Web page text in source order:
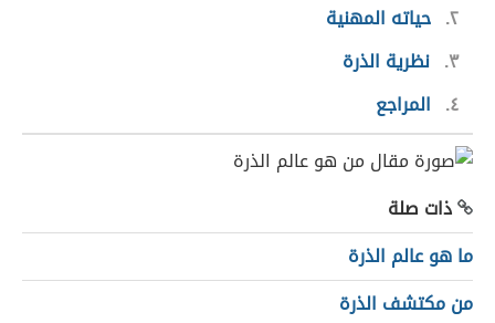
٢ حياته المهنية
٣ نظرية الذرة
٤
المراجع
ذات صلة
ما هو عالم الذرة
من مكتشف الذرة